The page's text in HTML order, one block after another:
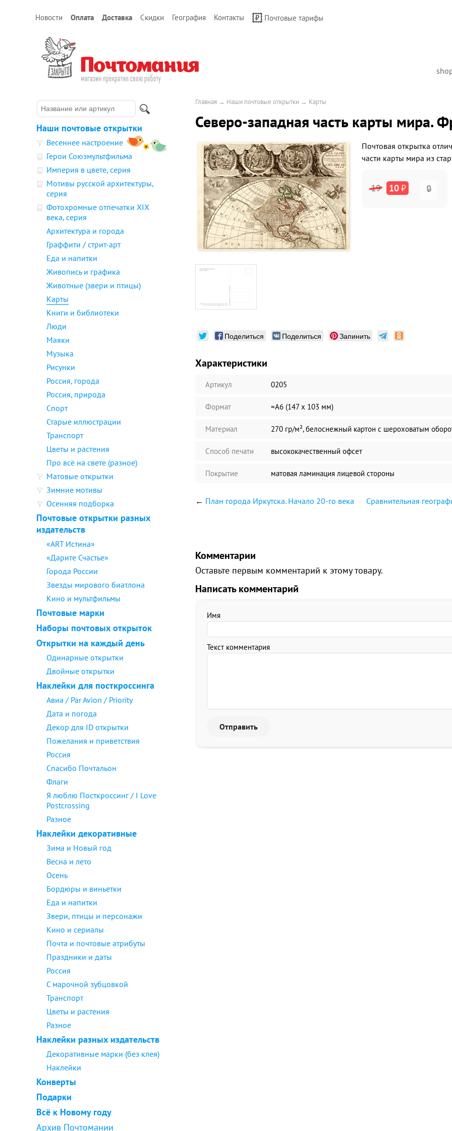
Новости Оплата Доставка Скидки География Контакты Почтовые тарифы
Наши почтовые открытки
Весеннее настроение
Герои Союзмультфильма
Империя в цвете, серия
Мотивы русской архитектуры,
серия
Фотохромные отпечатки XIX
века, серия
Архитектура и города
Граффити / стрит-арт
Еда и напитки
Живопись и графика
Животные (звери и птицы)
Карты
Книги и библиотеки
Люди
Маяки
Музыка
Рисунки
Россия, города
Россия, природа
Спорт
Старые иллюстрации
Транспорт
Цветы и растения
Про всё на свете (разное)
Матовые открытки
Зимние мотивы
Осенняя подборка
Почтовые открытки разных
издательств
«ART Истина»
«Дарите Счастье»
Города России
Звезды мирового биатлона
Кино и мультфильмы
Почтовые марки
Наборы почтовых открыток
Открытки на каждый день
Одинарные открытки
Двойные открытки
Наклейки для посткроссинга
Авиа / Par Avion / Priority
Дата и погода
Декор для ID открытки
Пожелания и приветствия
Россия
Спасибо Почтальон
Флаги
Я люблю Посткроссинг / I Love
Postcrossing
Разное
Наклейки декоративные
Зима и Новый год
Весна и лето
Осень
Бордюры и виньетки
Еда и напитки
Звери, птицы и персонажи
Кино и сериалы
Почта и почтовые атрибуты
Праздники и даты
Россия
С марочной зубцовкой
Транспорт
Цветы и растения
Разное
Наклейки разных издательств
Декоративные марки (без клея)
Наклейки
Конверты
Подарки
Всё к Новому году
Архив Почтомании
Главная → Наши почтовые открытки → Карты
Северо-западная часть карты мира.
Почтовая открытка
части карты мира из
19 10₽ 🔒
Поделиться Поделиться Запинить
Характеристики
Артикул 0205
Формат ≈А6 (147 х 103 мм)
Материал 270 гр/м², белоснежный картон с шероховатым
Способ печати высококачественный офсет
Покрытие матовая ламинация лицевой стороны
← План города Иркутска. Начало 20-го века Сравнительная
Комментарии
Оставьте первым комментарий к этому товару.
Написать комментарий
Имя
Текст комментария